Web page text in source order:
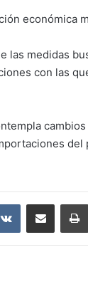
económica
las medidas
con las
del
VKontakteShare via Email